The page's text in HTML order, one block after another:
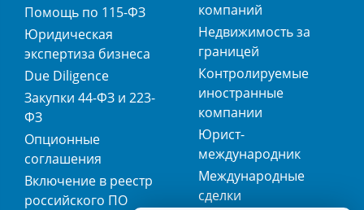
Помощь по 115-ФЗ
Юридическая
экспертиза бизнеса
Due Diligence
Закупки 44-ФЗ и 223-
ФЗ
Опционные
соглашения
Включение в реестр
российского ПО
компаний
Недвижимость за
границей
Контролируемые
иностранные
компании
Юрист-
международник
Международные
сделки